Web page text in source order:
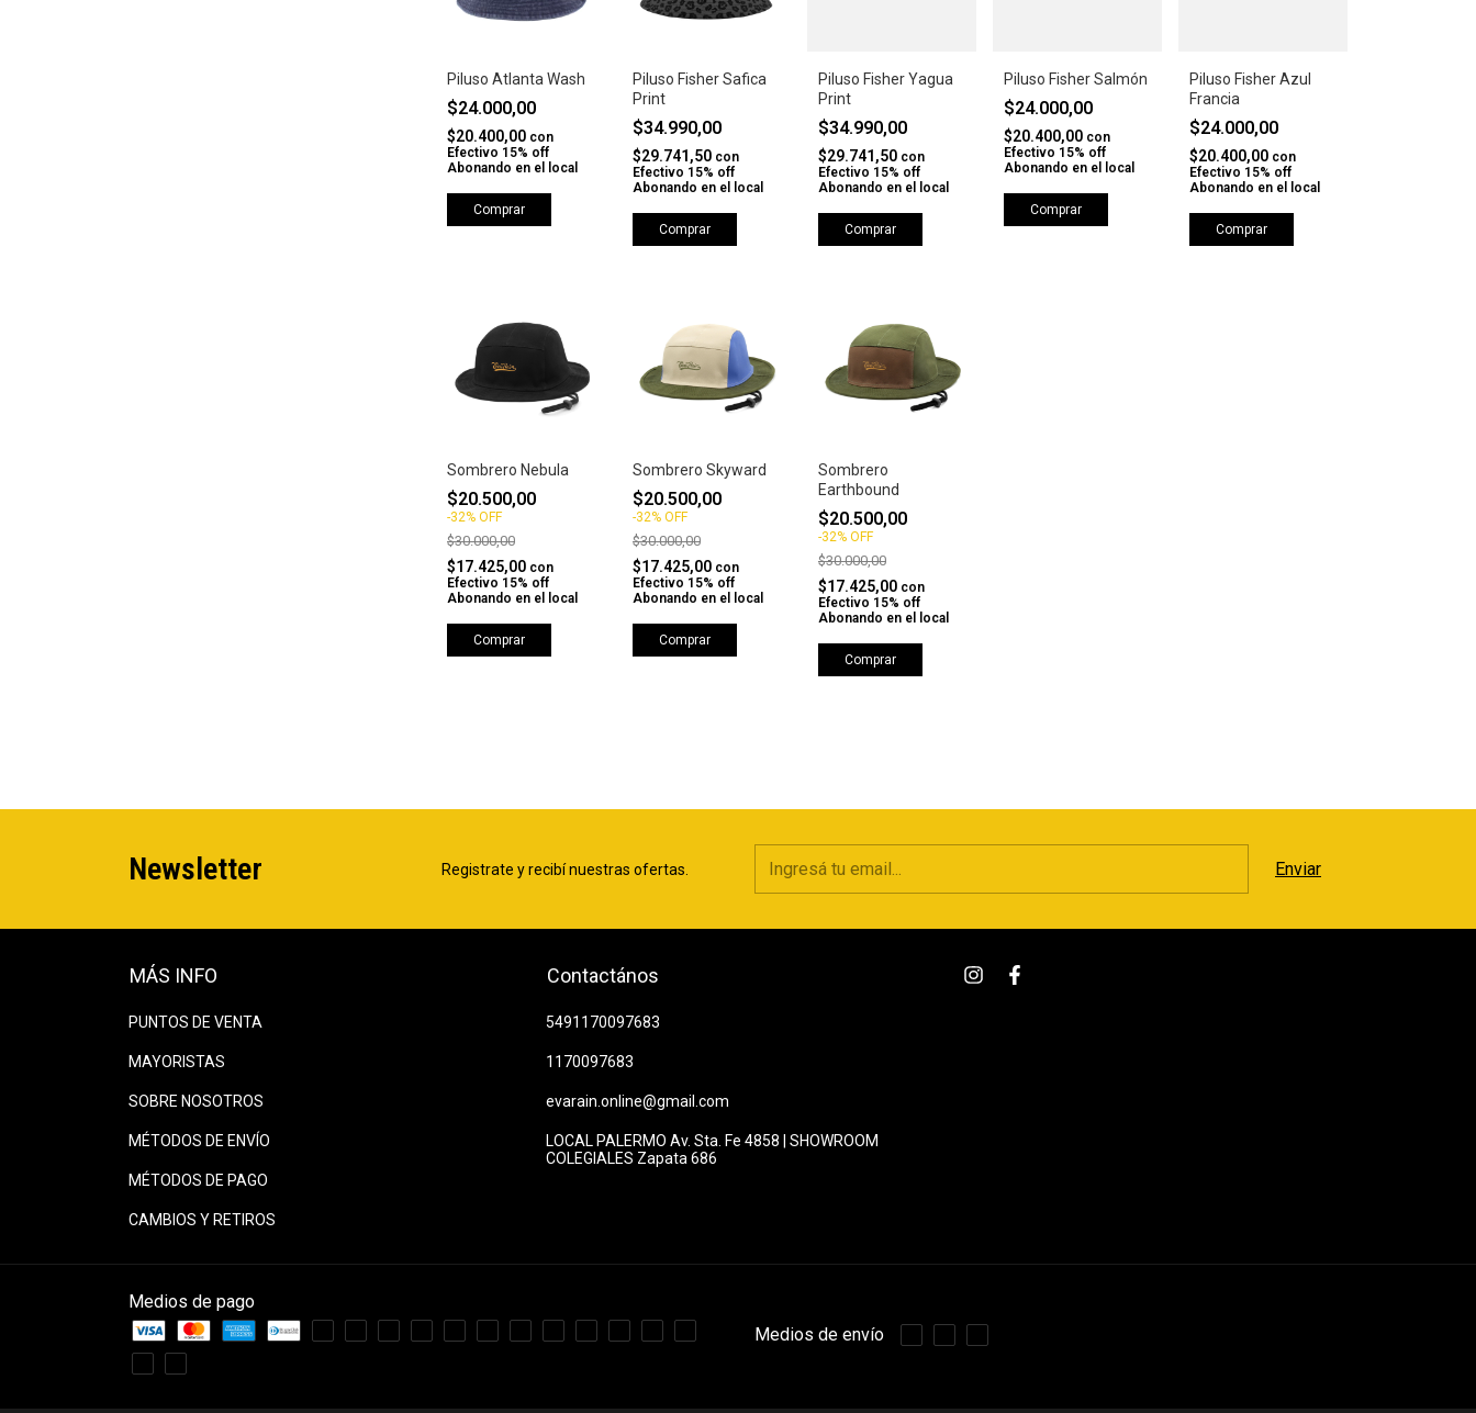
Piluso Atlanta Wash
$24.000,00
$20.400,00 con
Efectivo 15% off
Abonando en el local
Comprar
Piluso Fisher Safica
Print
$34.990,00
$29.741,50 con
Efectivo 15% off
Abonando en el local
Comprar
Piluso Fisher Yagua
Print
$34.990,00
$29.741,50 con
Efectivo 15% off
Abonando en el local
Comprar
Piluso Fisher Salmón
$24.000,00
$20.400,00 con
Efectivo 15% off
Abonando en el local
Comprar
Piluso Fisher Azul
Francia
$24.000,00
$20.400,00 con
Efectivo 15% off
Abonando en el local
Comprar
Sombrero Nebula
$20.500,00
-32% OFF
$30.000,00
$17.425,00 con
Efectivo 15% off
Abonando en el local
Comprar
Sombrero Skyward
$20.500,00
-32% OFF
$30.000,00
$17.425,00 con
Efectivo 15% off
Abonando en el local
Comprar
Sombrero
Earthbound
$20.500,00
-32% OFF
$30.000,00
$17.425,00 con
Efectivo 15% off
Abonando en el local
Comprar
Newsletter Registrate y recibí nuestras ofertas.
MÁS INFO
PUNTOS DE VENTA
MAYORISTAS
SOBRE NOSOTROS
MÉTODOS DE ENVÍO
MÉTODOS DE PAGO
CAMBIOS Y RETIROS
Contactános
5491170097683
1170097683
evarain.online@gmail.com
LOCAL PALERMO Av. Sta. Fe 4858 | SHOWROOM
COLEGIALES Zapata 686
Medios de pago
Medios de envío